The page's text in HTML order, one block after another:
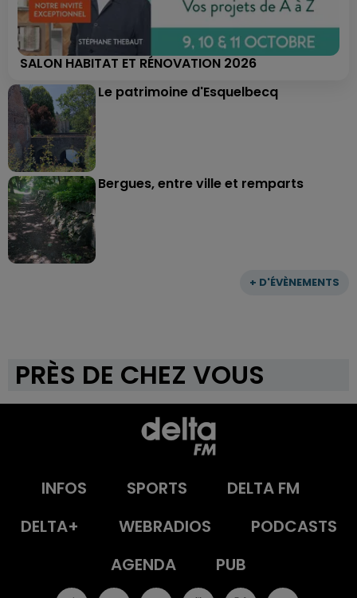
+ D'ÉVÈNEMENTS
SALON HABITAT ET RÉNOVATION 2026
Le patrimoine d'Esquelbecq
Bergues, entre ville et remparts
PRÈS DE CHEZ VOUS
INFOS SPORTS
DELTA FM
DELTA+
WEBRADIOS
PODCASTS
AGENDA
PUB